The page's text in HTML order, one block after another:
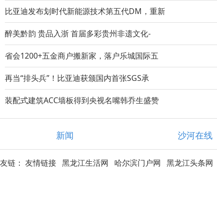
比亚迪发布划时代新能源技术第五代DM，重新
醉美黔韵 贵品入浙 首届多彩贵州非遗文化-
省会1200+五金商户搬新家，落户乐城国际五
再当“排头兵”！比亚迪获颁国内首张SGS承
装配式建筑ACC墙板得到央视名嘴韩乔生盛赞
新闻 沙河在线
友链： 友情链接 黑龙江生活网 哈尔滨门户网 黑龙江头条网